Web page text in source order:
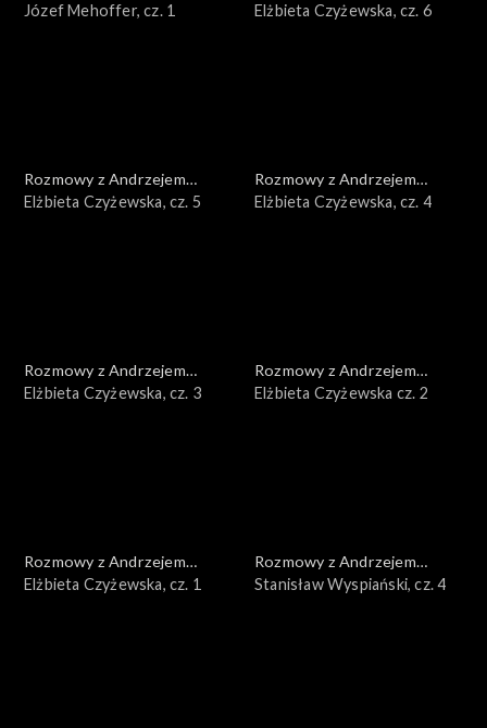
Doboszem
Józef Mehoffer, cz. 1
Doboszem
Elżbieta Czyżewska, cz. 6
Rozmowy z Andrzejem
Doboszem
Elżbieta Czyżewska, cz. 5
Rozmowy z Andrzejem
Doboszem
Elżbieta Czyżewska, cz. 4
Rozmowy z Andrzejem
Doboszem
Elżbieta Czyżewska, cz. 3
Rozmowy z Andrzejem
Doboszem
Elżbieta Czyżewska cz. 2
Rozmowy z Andrzejem
Doboszem
Elżbieta Czyżewska, cz. 1
Rozmowy z Andrzejem
Doboszem
Stanisław Wyspiański, cz. 4